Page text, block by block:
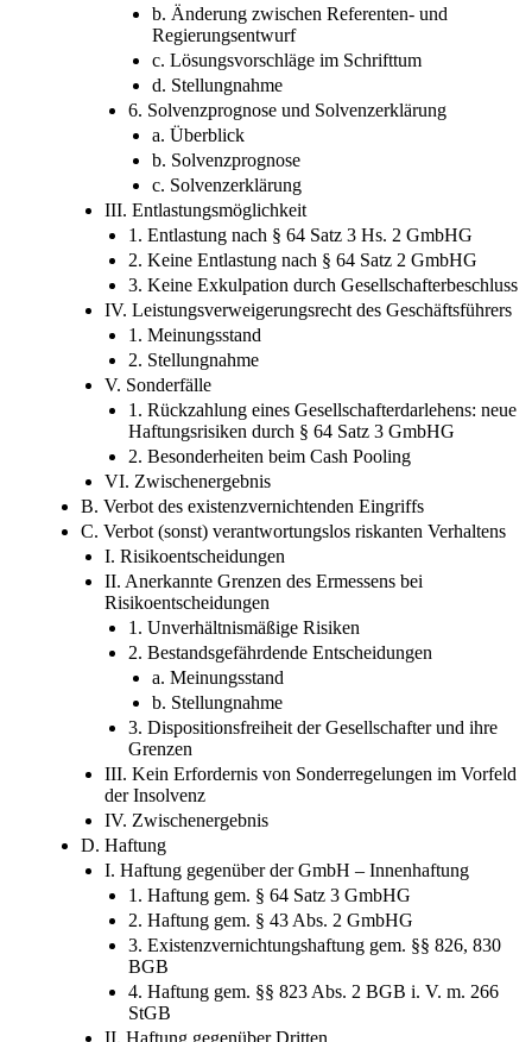
b. Änderung zwischen Referenten- und
Regierungsentwurf
c. Lösungsvorschläge im Schrifttum
d. Stellungnahme
6. Solvenzprognose und Solvenzerklärung
a. Überblick
b. Solvenzprognose
c. Solvenzerklärung
III. Entlastungsmöglichkeit
1. Entlastung nach § 64 Satz 3 Hs. 2 GmbHG
2. Keine Entlastung nach § 64 Satz 2 GmbHG
3. Keine Exkulpation durch Gesellschafterbeschluss
IV. Leistungsverweigerungsrecht des Geschäftsführers
1. Meinungsstand
2. Stellungnahme
V. Sonderfälle
1. Rückzahlung eines Gesellschafterdarlehens: neue
Haftungsrisiken durch § 64 Satz 3 GmbHG
2. Besonderheiten beim Cash Pooling
VI. Zwischenergebnis
B. Verbot des existenzvernichtenden Eingriffs
C. Verbot (sonst) verantwortungslos riskanten Verhaltens
I. Risikoentscheidungen
II. Anerkannte Grenzen des Ermessens bei
Risikoentscheidungen
1. Unverhältnismäßige Risiken
2. Bestandsgefährdende Entscheidungen
a. Meinungsstand
b. Stellungnahme
3. Dispositionsfreiheit der Gesellschafter und ihre
Grenzen
III. Kein Erfordernis von Sonderregelungen im Vorfeld
der Insolvenz
IV. Zwischenergebnis
D. Haftung
I. Haftung gegenüber der GmbH – Innenhaftung
1. Haftung gem. § 64 Satz 3 GmbHG
2. Haftung gem. § 43 Abs. 2 GmbHG
3. Existenzvernichtungshaftung gem. §§ 826, 830
BGB
4. Haftung gem. §§ 823 Abs. 2 BGB i. V. m. 266
StGB
II. Haftung gegenüber Dritten